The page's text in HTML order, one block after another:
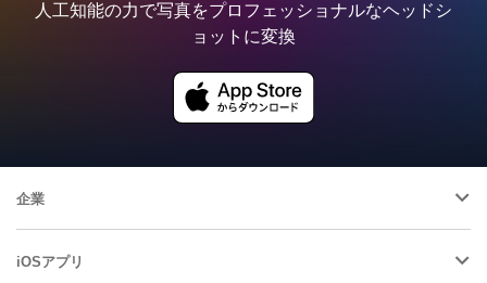
人工知能の力で写真をプロフェッショナルなヘッドシ
ョットに変換
企業
iOSアプリ